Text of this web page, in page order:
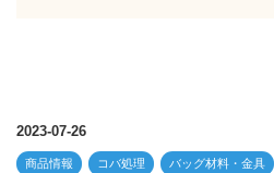
2023-07-26
商品情報 コバ処理 バッグ材料・金具